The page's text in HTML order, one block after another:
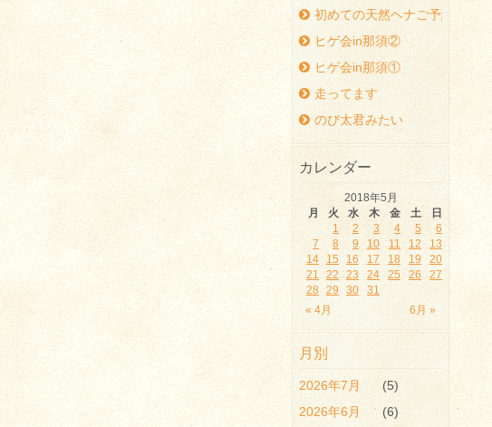
初めての天然ヘナご予約時の
ヒゲ会in那須②
ヒゲ会in那須①
走ってます
のび太君みたい
カレンダー
2018年5月
月
火 水 木 金 土 日
« 4月 6月 »
1 2 3 4 5
6
7
8 9 10 11 12
13
14
15 16 17 18 19
20
21
22 23 24 25 26
27
28
29 30 31
月別
2026年7月
(5)
2026年6月
(6)